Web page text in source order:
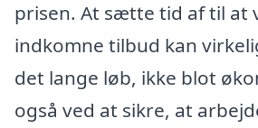
prisen. At sætte tid af til at
indkomne tilbud kan
det lange løb, ikke blot
også ved at sikre, at